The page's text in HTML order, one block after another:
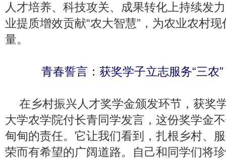
人才培养、科技攻关、成果转化上持续发
业提质增效贡献“农大智慧”，为农业农村
量。
青春誓言：获奖学子立志服务“三农”
在乡村振兴人才奖学金颁发环节，获奖
大学农学院付长青同学发言，这份奖学金
甸甸的责任。它让我们看到，扎根乡村、
荣而有希望的广阔道路。自己和同学们将